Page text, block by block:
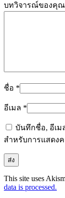
บทวิจารณ์ของคุณ
ชื่อ *
อีเมล *
บันทึกชื่อ, อีเม
สำหรับการแสดง
This site uses
data is processed.